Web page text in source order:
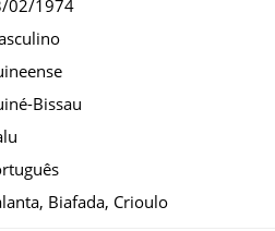
02/1974
Bissau
Biafada, Crioulo